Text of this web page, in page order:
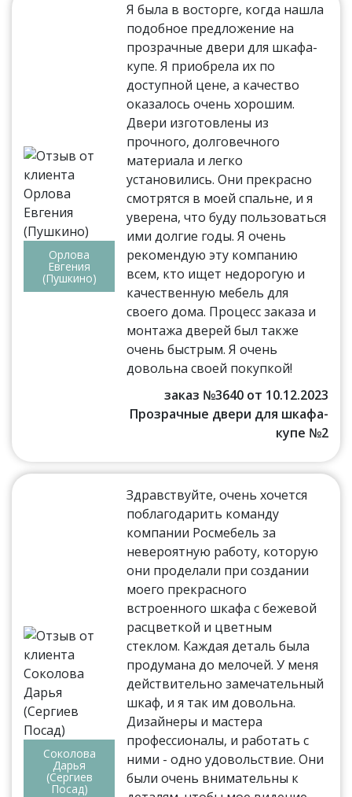
Орлова
Евгения
(Пушкино)
Я была в восторге, когда нашла
подобное предложение на
прозрачные двери для шкафа-
купе. Я приобрела их по
доступной цене, а качество
оказалось очень хорошим.
Двери изготовлены из
прочного, долговечного
материала и легко
установились. Они прекрасно
смотрятся в моей спальне, и я
уверена, что буду пользоваться
ими долгие годы. Я очень
рекомендую эту компанию
всем, кто ищет недорогую и
качественную мебель для
своего дома. Процесс заказа и
монтажа дверей был также
очень быстрым. Я очень
довольна своей покупкой!
заказ №3640 от 10.12.2023
Прозрачные двери для шкафа-
купе №2
Соколова
Дарья
(Сергиев
Посад)
Здравствуйте, очень хочется
поблагодарить команду
компании Росмебель за
невероятную работу, которую
они проделали при создании
моего прекрасного
встроенного шкафа с бежевой
расцветкой и цветным
стеклом. Каждая деталь была
продумана до мелочей. У меня
действительно замечательный
шкаф, и я так им довольна.
Дизайнеры и мастера
профессионалы, и работать с
ними - одно удовольствие. Они
были очень внимательны к